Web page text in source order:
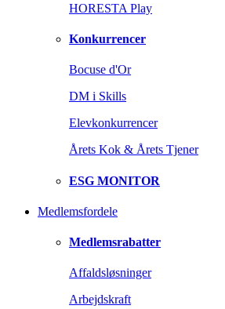
HORESTA Play
Konkurrencer
Bocuse d'Or
DM i Skills
Elevkonkurrencer
Årets Kok & Årets Tjener
ESG MONITOR
Medlemsfordele
Medlemsrabatter
Affaldsløsninger
Arbejdskraft